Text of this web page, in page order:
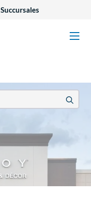
Succursales